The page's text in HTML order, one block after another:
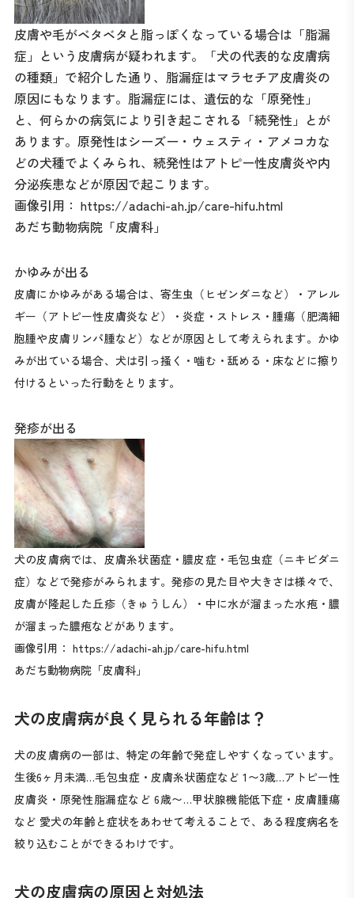
皮膚や毛がベタベタと脂っぽくなっている場合は「脂漏
症」という皮膚病が疑われます。「犬の代表的な皮膚病
の種類」で紹介した通り、脂漏症はマラセチア皮膚炎の
原因にもなります。脂漏症には、遺伝的な「原発性」
と、何らかの病気により引き起こされる「続発性」とが
あります。原発性はシーズー・ウェスティ・アメコカな
どの犬種でよくみられ、続発性はアトピー性皮膚炎や内
分泌疾患などが原因で起こります。
画像引用： https://adachi-ah.jp/care-hifu.html
あだち動物病院「皮膚科」
かゆみが出る
皮膚にかゆみがある場合は、寄生虫（ヒゼンダニなど）・アレル
ギー（アトピー性皮膚炎など）・炎症・ストレス・腫瘍（肥満細
胞腫や皮膚リンパ腫など）などが原因として考えられます。かゆ
みが出ている場合、犬は引っ掻く・噛む・舐める・床などに擦り
付けるといった行動をとります。
発疹が出る
犬の皮膚病では、皮膚糸状菌症・膿皮症・毛包虫症（ニキビダニ
症）などで発疹がみられます。発疹の見た目や大きさは様々で、
皮膚が隆起した丘疹（きゅうしん）・中に水が溜まった水疱・膿
が溜まった膿疱などがあります。
画像引用： https://adachi-ah.jp/care-hifu.html
あだち動物病院「皮膚科」
犬の皮膚病が良く見られる年齢は？
犬の皮膚病の一部は、特定の年齢で発症しやすくなっています。
生後6ヶ月未満…毛包虫症・皮膚糸状菌症など 1〜3歳…アトピー性
皮膚炎・原発性脂漏症など 6歳〜…甲状腺機能低下症・皮膚腫瘍
など 愛犬の年齢と症状をあわせて考えることで、ある程度病名を
絞り込むことができるわけです。
犬の皮膚病の原因と対処法